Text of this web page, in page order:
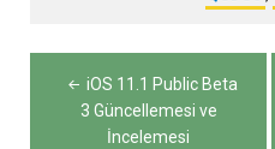
Yazı
gezinmesi
iOS 11.1 Public Beta
3 Güncellemesi ve
İncelemesi